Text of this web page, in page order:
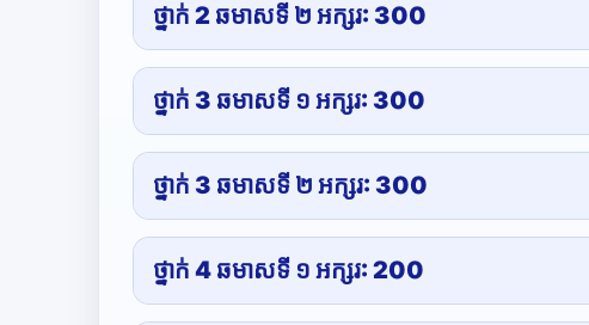
ថ្នាក់ 2 ឆមាសទី ២ អក្សរ: 300
ថ្នាក់ 3 ឆមាសទី ១ អក្សរ: 300
ថ្នាក់ 3 ឆមាសទី ២ អក្សរ: 300
ថ្នាក់ 4 ឆមាសទី ១ អក្សរ: 200